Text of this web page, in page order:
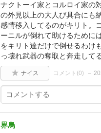
ナクトーイ家とコルロイ家の
の外見以上の大人び具合にも
感情移入してるのがキリト。
ーニルが倒れて助けるために
をキリト達だけで倒せるわけ
っ壊れ武器の奪取と奔走してる
ナイス コメント(0)
界烏